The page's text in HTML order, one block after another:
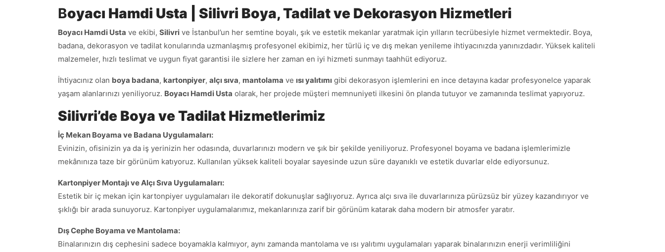
Boyacı Hamdi Usta | Silivri Boya, Tadilat ve Dekorasyon Hizmetleri
Boyacı Hamdi Usta ve ekibi, Silivri ve İstanbul’un her semtine boyalı, şık ve estetik mekanlar yaratmak için yılların tecrübesiyle hizmet vermektedir. Boya,
badana, dekorasyon ve tadilat konularında uzmanlaşmış profesyonel ekibimiz, her türlü iç ve dış mekan yenileme ihtiyacınızda yanınızdadır. Yüksek kaliteli
malzemeler, hızlı teslimat ve uygun fiyat garantisi ile sizlere her zaman en iyi hizmeti sunmayı taahhüt ediyoruz.
İhtiyacınız olan boya badana, kartonpiyer, alçı sıva, mantolama ve ısı yalıtımı gibi dekorasyon işlemlerini en ince detayına kadar profesyonelce yaparak
yaşam alanlarınızı yeniliyoruz. Boyacı Hamdi Usta olarak, her projede müşteri memnuniyeti ilkesini ön planda tutuyor ve zamanında teslimat yapıyoruz.
Silivri’de Boya ve Tadilat Hizmetlerimiz
İç Mekan Boyama ve Badana Uygulamaları:
Evinizin, ofisinizin ya da iş yerinizin her odasında, duvarlarınızı modern ve şık bir şekilde yeniliyoruz. Profesyonel boyama ve badana işlemlerimizle
mekânınıza taze bir görünüm katıyoruz. Kullanılan yüksek kaliteli boyalar sayesinde uzun süre dayanıklı ve estetik duvarlar elde ediyorsunuz.
Kartonpiyer Montajı ve Alçı Sıva Uygulamaları:
Estetik bir iç mekan için kartonpiyer uygulamaları ile dekoratif dokunuşlar sağlıyoruz. Ayrıca alçı sıva ile duvarlarınıza pürüzsüz bir yüzey kazandırıyor ve
şıklığı bir arada sunuyoruz. Kartonpiyer uygulamalarımız, mekanlarınıza zarif bir görünüm katarak daha modern bir atmosfer yaratır.
Dış Cephe Boyama ve Mantolama:
Binalarınızın dış cephesini sadece boyamakla kalmıyor, aynı zamanda mantolama ve ısı yalıtımı uygulamaları yaparak binalarınızın enerji verimliliğini